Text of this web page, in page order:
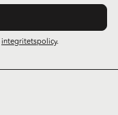
integritetspolicy.